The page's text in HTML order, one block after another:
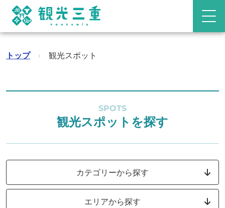
トップ › 観光スポット
SPOTS
観光スポットを探す
カテゴリーから探す
エリアから探す